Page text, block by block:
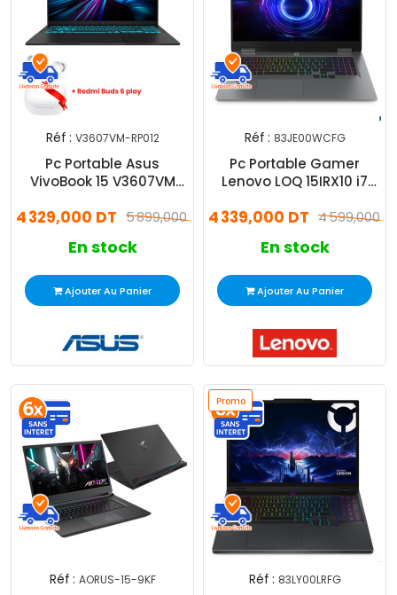
Réf : V3607VM-RP012
Pc Portable Asus
VivoBook 15 V3607VM
SSD RTX 50605 899,000 DT
4 329,000 DT
En stock
Ajouter Au Panier
Réf : 83JE00WCFG
Pc Portable Gamer
Lenovo LOQ 15IRX10 i7
4 599,000
4 339,000 DT
En stock
Ajouter Au Panier
Réf : AORUS-15-9KF
Promo
Réf : 83LY00LRFG